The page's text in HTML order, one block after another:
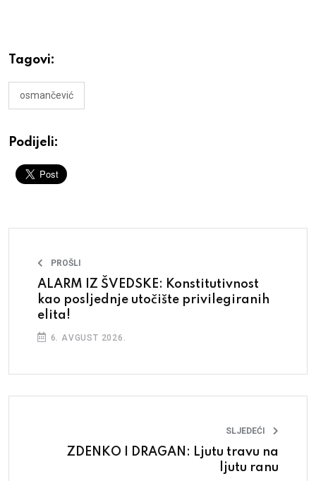
Tagovi:
osmančević
Podijeli:
PROŠLI
ALARM IZ ŠVEDSKE: Konstitutivnost
kao posljednje utočište privilegiranih
elita!
6. AVGUST 2026.
SLJEDEĆI
ZDENKO I DRAGAN: Ljutu travu na
ljutu ranu